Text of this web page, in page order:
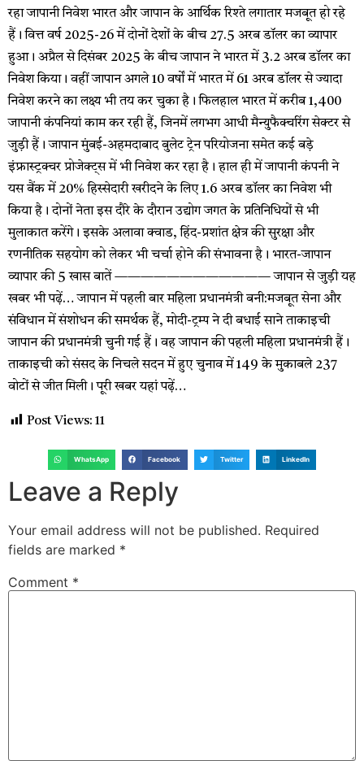
रहा जापानी निवेश भारत और जापान के आर्थिक रिश्ते लगातार मजबूत हो रहे
हैं। वित्त वर्ष 2025-26 में दोनों देशों के बीच 27.5 अरब डॉलर का व्यापार
हुआ। अप्रैल से दिसंबर 2025 के बीच जापान ने भारत में 3.2 अरब डॉलर का
निवेश किया। वहीं जापान अगले 10 वर्षों में भारत में 61 अरब डॉलर से ज्यादा
निवेश करने का लक्ष्य भी तय कर चुका है। फिलहाल भारत में करीब 1,400
जापानी कंपनियां काम कर रही हैं, जिनमें लगभग आधी मैन्युफैक्चरिंग सेक्टर से
जुड़ी हैं। जापान मुंबई-अहमदाबाद बुलेट ट्रेन परियोजना समेत कई बड़े
इंफ्रास्ट्रक्चर प्रोजेक्ट्स में भी निवेश कर रहा है। हाल ही में जापानी कंपनी ने
यस बैंक में 20% हिस्सेदारी खरीदने के लिए 1.6 अरब डॉलर का निवेश भी
किया है। दोनों नेता इस दौरे के दौरान उद्योग जगत के प्रतिनिधियों से भी
मुलाकात करेंगे। इसके अलावा क्वाड, हिंद-प्रशांत क्षेत्र की सुरक्षा और
रणनीतिक सहयोग को लेकर भी चर्चा होने की संभावना है। भारत-जापान
व्यापार की 5 खास बातें ———————————— जापान से जुड़ी यह
खबर भी पढ़ें… जापान में पहली बार महिला प्रधानमंत्री बनी:मजबूत सेना और
संविधान में संशोधन की समर्थक हैं, मोदी-ट्रम्प ने दी बधाई साने ताकाइची
जापान की प्रधानमंत्री चुनी गई हैं। वह जापान की पहली महिला प्रधानमंत्री हैं।
ताकाइची को संसद के निचले सदन में हुए चुनाव में 149 के मुकाबले 237
वोटों से जीत मिली। पूरी खबर यहां पढ़ें…
Post Views: 11
WhatsApp Facebook Twitter LinkedIn
Leave a Reply
Your email address will not be published. Required
fields are marked *
Comment *